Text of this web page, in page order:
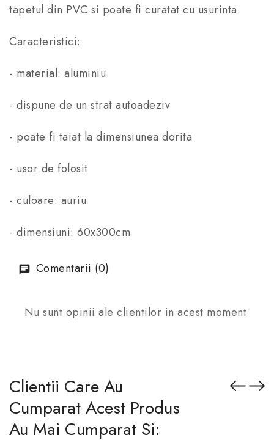
tapetul din PVC si poate fi curatat cu usurinta.
Caracteristici:
- material: aluminiu
- dispune de un strat autoadeziv
- poate fi taiat la dimensiunea dorita
- usor de folosit
- culoare: auriu
- dimensiuni: 60x300cm
Comentarii (0)
Nu sunt opinii ale clientilor in acest moment.
Clientii Care Au
Cumparat Acest Produs
Au Mai Cumparat Si: